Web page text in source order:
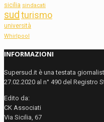
sicilia sindacati
sudturismo
università
Whirlpool
INFORMAZIONI
Supersud.it è una testata
27.02.2020 al n° 490 del Registro
Edito da:
CK Associati
Via Sicilia, 67